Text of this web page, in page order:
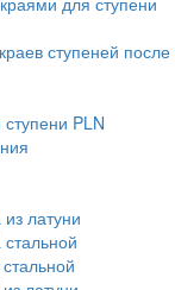
ступеней после
PLN
латуни